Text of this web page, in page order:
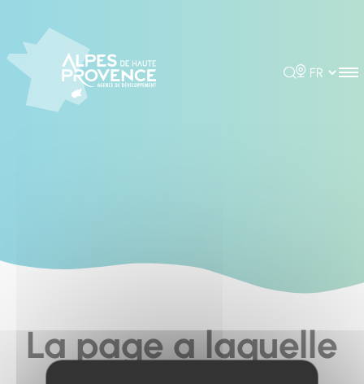
Rechercher
Choisir la
La page a laquelle